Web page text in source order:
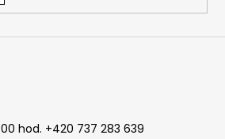
hod. +420 737 283 639